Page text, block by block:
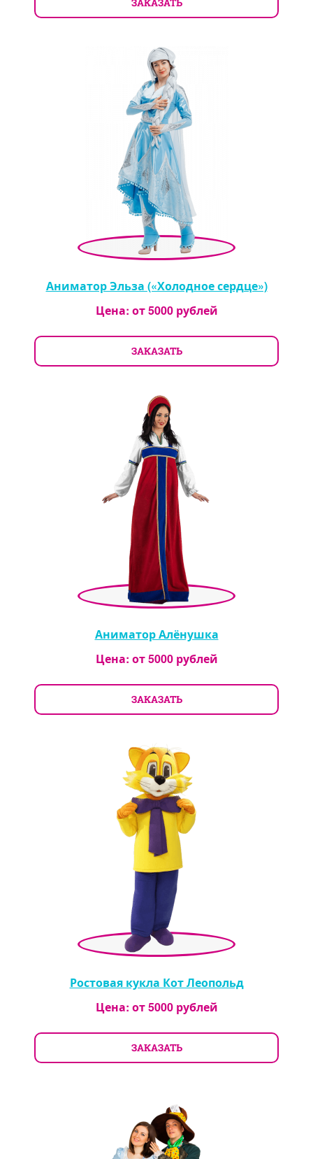
Аниматор Эльза («Холодное сердце»)
Цена: от5000рублей
ЗАКАЗАТЬ
Аниматор Алёнушка
Цена: от5000рублей
ЗАКАЗАТЬ
Ростовая кукла Кот Леопольд
Цена: от5000рублей
ЗАКАЗАТЬ